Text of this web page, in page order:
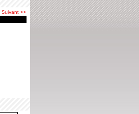
Suivant >>